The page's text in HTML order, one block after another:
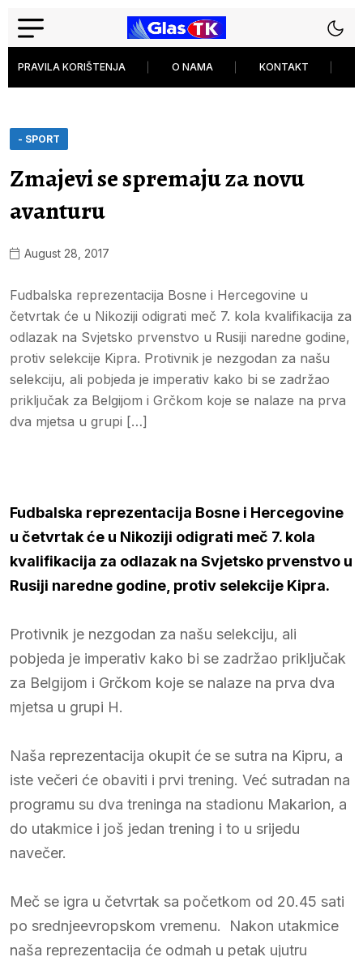
PRAVILA KORIŠTENJA O NAMA KONTAKT
- SPORT
Zmajevi se spremaju za novu
avanturu
August 28, 2017
Fudbalska reprezentacija Bosne i Hercegovine u
četvrtak će u Nikoziji odigrati meč 7. kola kvalifikacija za
odlazak na Svjetsko prvenstvo u Rusiji naredne godine,
protiv selekcije Kipra. Protivnik je nezgodan za našu
selekciju, ali pobjeda je imperativ kako bi se zadržao
priključak za Belgijom i Grčkom koje se nalaze na prva
dva mjetsa u grupi […]
Fudbalska reprezentacija Bosne i Hercegovine
u četvrtak će u Nikoziji odigrati meč 7. kola
kvalifikacija za odlazak na Svjetsko prvenstvo u
Rusiji naredne godine, protiv selekcije Kipra.
Protivnik je nezgodan za našu selekciju, ali
pobjeda je imperativ kako bi se zadržao priključak
za Belgijom i Grčkom koje se nalaze na prva dva
mjetsa u grupi H.
Naša reprezentacija okupit će se sutra na Kipru, a
iste večeri će obaviti i prvi trening. Već sutradan na
programu su dva treninga na stadionu Makarion, a
do utakmice i još jedan trening i to u srijedu
navečer.
Meč se igra u četvrtak sa početkom od 20.45 sati
po srednjeevropskom vremenu. Nakon utakmice
naša reprezentacija će odmah u petak ujutru